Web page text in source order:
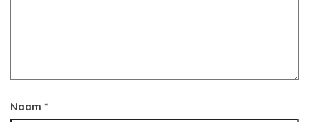
Naam *